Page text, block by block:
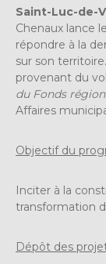
Saint-Luc-de-
Chenaux lance le
répondre à la
sur son
provenant du
du Fonds
Affaires
Objectif du
Inciter à la
transformation
Dépôt des